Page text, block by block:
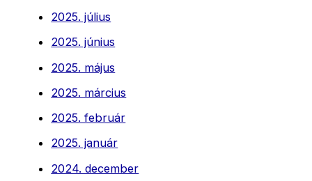
2025. július
2025. június
2025. május
2025. március
2025. február
2025. január
2024. december